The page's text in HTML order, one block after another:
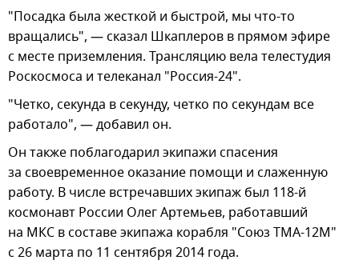
"Посадка была жесткой и быстрой, мы что-то
вращались", — сказал Шкаплеров в прямом эфире
с месте приземления. Трансляцию вела телестудия
Роскосмоса и телеканал "Россия-24".
"Четко, секунда в секунду, четко по секундам все
работало", — добавил он.
Он также поблагодарил экипажи спасения
за своевременное оказание помощи и слаженную
работу. В числе встречавших экипаж был 118-й
космонавт России Олег Артемьев, работавший
на МКС в составе экипажа корабля "Союз ТМА-12М"
с 26 марта по 11 сентября 2014 года.